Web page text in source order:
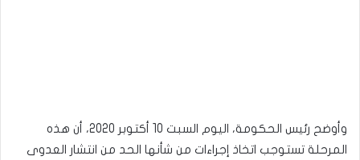
وأوضح رئيس الحكومة، اليوم السبت 10 أكتوبر 2020، أن هذه
المرحلة تستوجب اتخاذ إجراءات من شأنها الحد من انتشار العدوى